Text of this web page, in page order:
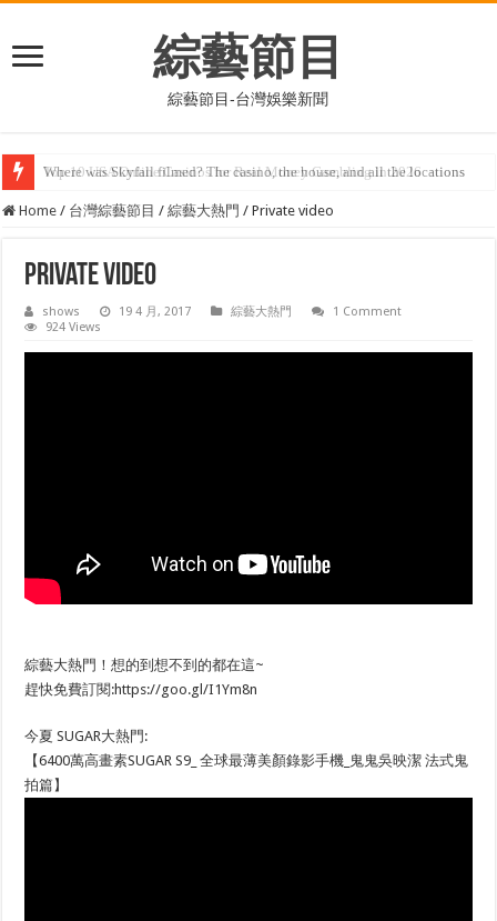
綜藝節目
綜藝節目-台灣娛樂新聞
Where was Skyfall filmed? The casino, the house, and all the locations
Home / 台灣綜藝節目 / 綜藝大熱門 / Private video
Private video
shows 19 4 月, 2017 綜藝大熱門
1 Comment
924 Views
綜藝大熱門！想的到想不到的都在這~
趕快免費訂閱:https://goo.gl/I1Ym8n
今夏 SUGAR大熱門:
【6400萬高畫素SUGAR S9_ 全球最薄美顏錄影手機_鬼鬼吳映潔 法式鬼
拍篇】